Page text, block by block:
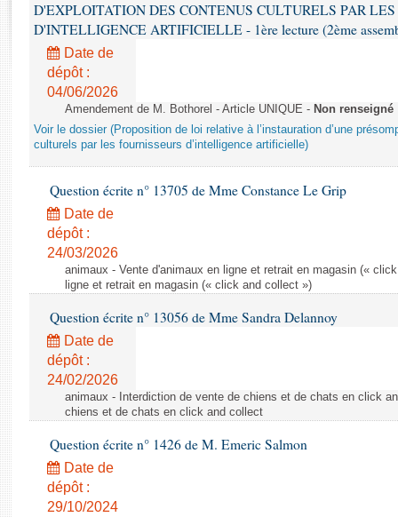
Rapports législatifs
Rapports sur l'application des lois
Baromètre de l’application des lois
Budget et sécurité sociale
Questions écrites et orales
Comptes rendus des débats
D'EXPLOITATION DES CONTENUS CULTURELS PAR LES
D'INTELLIGENCE ARTIFICIELLE - 1ère lecture (2ème
Date de
dépôt :
04/06/2026
Amendement de M. Bothorel - Article UNIQUE - Non renseigné
Voir le dossier (Proposition de loi relative à l’instauration d’une
culturels par les fournisseurs d’intelligence artificielle)
Question écrite n° 13705 de Mme Constance Le Grip
Date de
dépôt :
24/03/2026
animaux - Vente d'animaux en ligne et retrait en magasin («
ligne et retrait en magasin (« click and collect »)
Question écrite n° 13056 de Mme Sandra Delannoy
Date de
dépôt :
24/02/2026
animaux - Interdiction de vente de chiens et de chats en click
chiens et de chats en click and collect
Question écrite n° 1426 de M. Emeric Salmon
Date de
dépôt :
29/10/2024